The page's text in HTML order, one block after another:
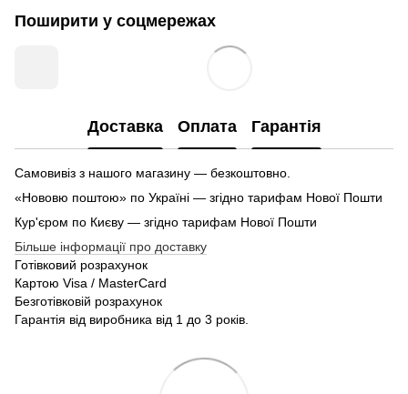
Поширити у соцмережах
Доставка Оплата Гарантія
Самовивіз з нашого магазину — безкоштовно.
«Нововю поштою» по Україні — згідно тарифам Нової Пошти
Кур'єром по Києву — згідно тарифам Нової Пошти
Більше інформації про доставку
Готівковий розрахунок
Картою Visa / MasterCard
Безготівковій розрахунок
Гарантія від виробника від 1 до 3 років.